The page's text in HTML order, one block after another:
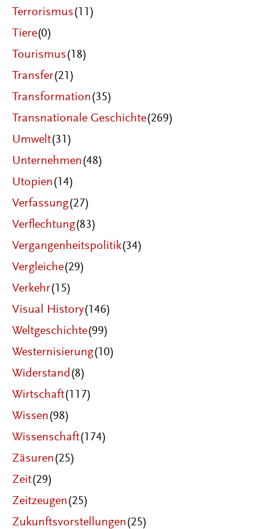
Terrorismus(11)
Tiere(0)
Tourismus(18)
Transfer(21)
Transformation(35)
Transnationale Geschichte(269)
Umwelt(31)
Unternehmen(48)
Utopien(14)
Verfassung(27)
Verflechtung(83)
Vergangenheitspolitik(34)
Vergleiche(29)
Verkehr(15)
Visual History(146)
Weltgeschichte(99)
Westernisierung(10)
Widerstand(8)
Wirtschaft(117)
Wissen(98)
Wissenschaft(174)
Zäsuren(25)
Zeit(29)
Zeitzeugen(25)
Zukunftsvorstellungen(25)